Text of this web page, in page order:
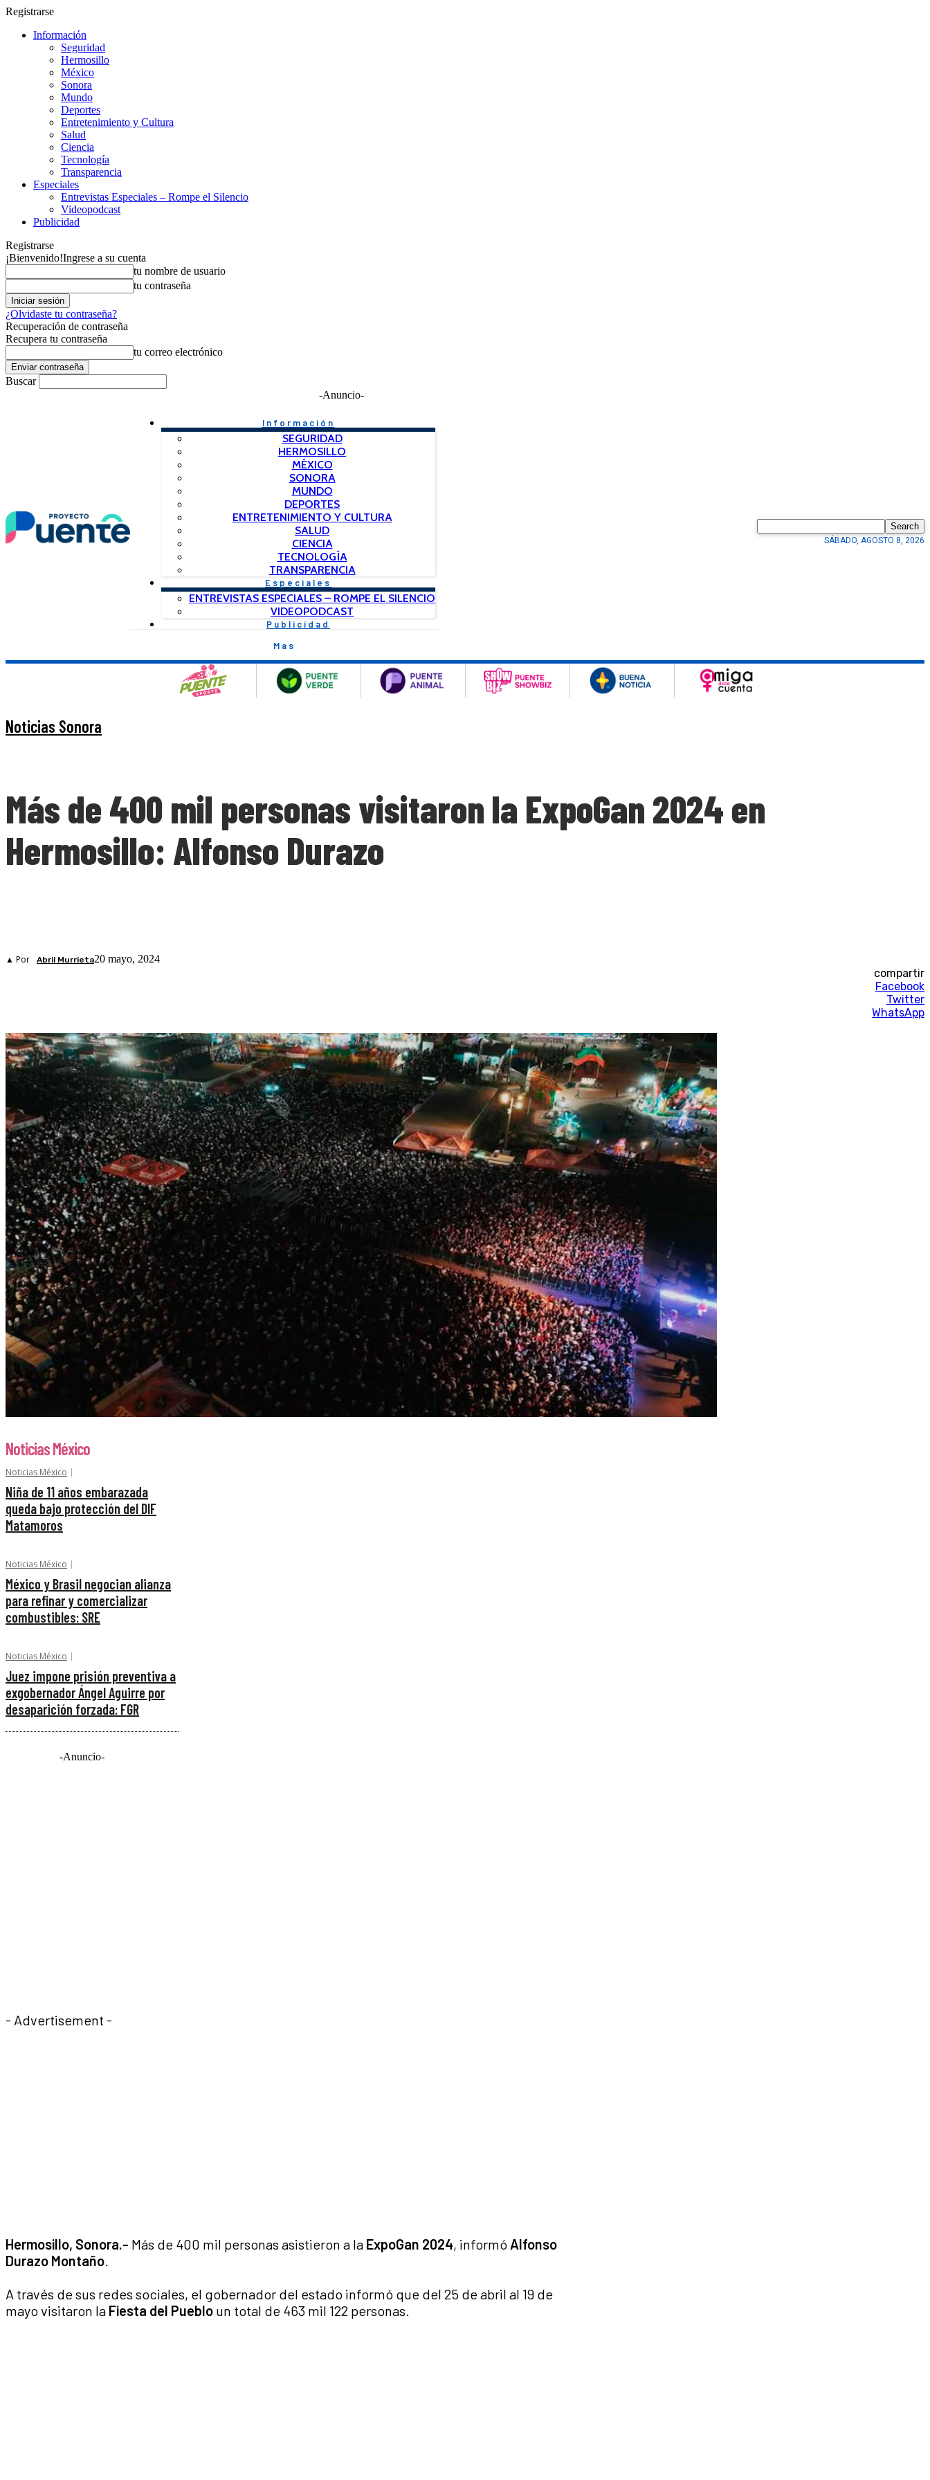
Registrarse
Información
Seguridad
Hermosillo
México
Sonora
Mundo
Deportes
Entretenimiento y Cultura
Salud
Ciencia
Tecnología
Transparencia
Especiales
Entrevistas Especiales – Rompe el Silencio
Videopodcast
Publicidad
Registrarse
¡Bienvenido!Ingrese a su cuenta
tu nombre de usuario
tu contraseña
¿Olvidaste tu contraseña?
Recuperación de contraseña
Recupera tu contraseña
tu correo electrónico
Buscar
-Anuncio-
Información
SEGURIDAD
HERMOSILLO
MÉXICO
SONORA
MUNDO
DEPORTES
ENTRETENIMIENTO Y CULTURA
SALUD
CIENCIA
TECNOLOGÍA
TRANSPARENCIA
Especiales
ENTREVISTAS ESPECIALES – ROMPE EL SILENCIO
VIDEOPODCAST
Publicidad
Mas
Search
SÁBADO, AGOSTO 8, 2026
Noticias Sonora
Más de 400 mil personas visitaron la ExpoGan 2024 en
Hermosillo: Alfonso Durazo
▲ Por Abril Murrieta20 mayo, 2024
compartir
Facebook
Twitter
WhatsApp
Noticias México
Noticias México
Niña de 11 años embarazada
queda bajo protección del DIF
Matamoros
Noticias México
México y Brasil negocian alianza
para refinar y comercializar
combustibles: SRE
Noticias México
Juez impone prisión preventiva a
exgobernador Ángel Aguirre por
desaparición forzada: FGR
-Anuncio-
- Advertisement -
Hermosillo, Sonora.- Más de 400 mil personas asistieron a la ExpoGan 2024, informó Alfonso
Durazo Montaño.
A través de sus redes sociales, el gobernador del estado informó que del 25 de abril al 19 de
mayo visitaron la Fiesta del Pueblo un total de 463 mil 122 personas.